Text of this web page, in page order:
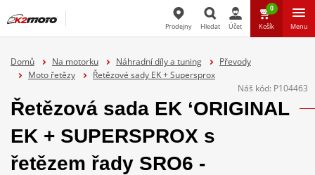
Prodejny Hledat Účet
0
Košík Menu
Domů Na motorku Náhradní díly a tuning
Převody
Moto řetězy
Řetězové sady EK + Supersprox
Náš kód: P104463
Řetězová sada EK ‘ORIGINAL
EK + SUPERSPROX s
řetězem řady SRO6 -